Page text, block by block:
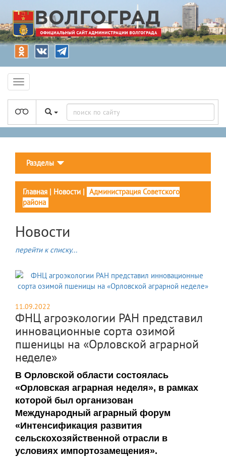
Разделы
Главная | Новости | Администрация Советского
района
Новости
перейти к списку...
11.09.2022
ФНЦ агроэкологии РАН представил
инновационные сорта озимой
пшеницы на «Орловской аграрной
неделе»
В Орловской области состоялась
«Орловская аграрная неделя», в рамках
которой был организован
Международный аграрный форум
«Интенсификация развития
сельскохозяйственной отрасли в
условиях импортозамещения».